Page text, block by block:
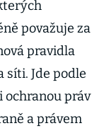
považuje za
pravidla
síti. Jde podle
ochranou práv
a právem